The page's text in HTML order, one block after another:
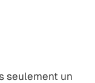
seulement un